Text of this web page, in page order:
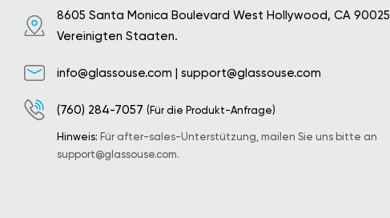
8605 Santa Monica Boulevard West Hollywood, CA 90025
Vereinigten Staaten.
info@glassouse.com | support@glassouse.com
(760) 284-7057 (Für die Produkt-Anfrage)
Hinweis: Für after-sales-Unterstützung, mailen Sie uns bitte an
support@glassouse.com.